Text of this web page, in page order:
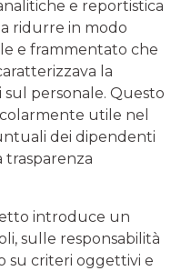
e reportistica
ridurre in modo
e frammentato che
la
personale. Questo
utile nel
dei dipendenti
trasparenza
introduce un
sulle responsabilità
su criteri oggettivi e